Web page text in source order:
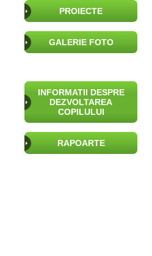
PROIECTE
GALERIE FOTO
INFORMATII DESPRE
DEZVOLTAREA
COPILULUI
RAPOARTE